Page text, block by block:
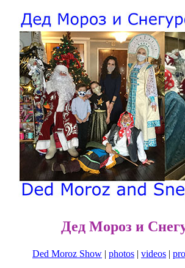
Дед Мороз и
Ded Moroz Show | photos | videos |